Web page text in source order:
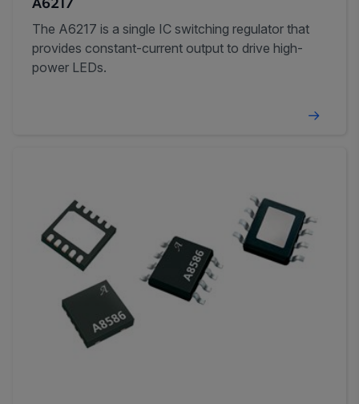
A6217
The A6217 is a single IC switching regulator that
provides constant-current output to drive high-
power LEDs.